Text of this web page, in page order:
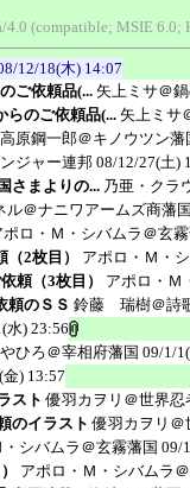
(compatible; MSIE 6.0;
12/18(木) 14:07
ご依頼品(... 矢上ミサ＠
らのご依頼品(... 矢上ミサ
高原鋼一郎＠キノウツン藩
ジャー連邦 08/12/27(土)
さまよりの... 乃亜・クラ
ル＠ナニワアームズ商藩
ポロ・Ｍ・シバムラ＠玄
2枚目）
アポロ・Ｍ・
頼（3枚目）
アポロ・Ｍ
頼のＳＳ 鈴藤 瑞樹＠詩
水) 23:56
やひろ＠宰相府藩国 09/1/
) 13:57
スト 優羽カヲリ＠世界忍
のイラスト 優羽カヲリ＠
シバムラ＠玄霧藩国 09/
アポロ・Ｍ・シバムラ